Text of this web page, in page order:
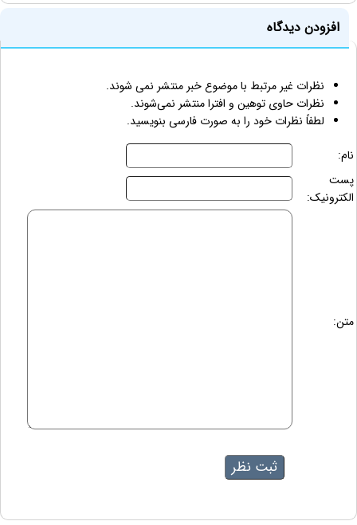
افزودن دیدگاه
نظرات غیر مرتبط با موضوع خبر منتشر نمی شوند.
نظرات حاوی توهین و افترا منتشر نمی‌شوند.
لطفاً نظرات خود را به صورت فارسی بنویسید.
نام:
پست
الکترونیک:
متن: